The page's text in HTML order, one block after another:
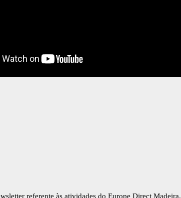
referente às atividades do Europe Direct Madeira.